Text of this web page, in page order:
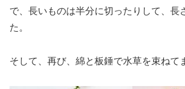
で、長いものは半分に切ったりして、長
た。
そして、再び、綿と板錘で水草を束ねて